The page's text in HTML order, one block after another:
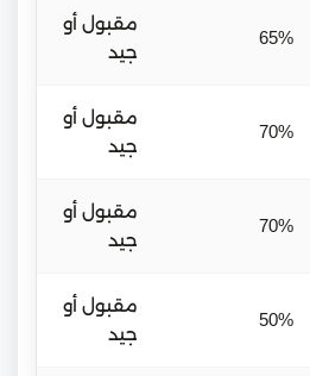
65%
مقبول أو
جيد
70%
مقبول أو
جيد
70%
مقبول أو
جيد
50%
مقبول أو
جيد